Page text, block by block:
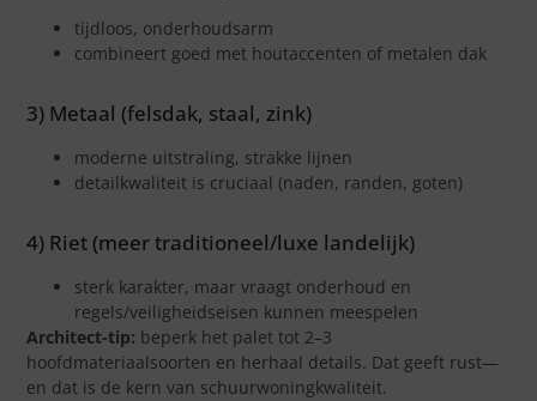
tijdloos, onderhoudsarm
combineert goed met houtaccenten of metalen dak
3) Metaal (felsdak, staal, zink)
moderne uitstraling, strakke lijnen
detailkwaliteit is cruciaal (naden, randen, goten)
4) Riet (meer traditioneel/luxe landelijk)
sterk karakter, maar vraagt onderhoud en
regels/veiligheidseisen kunnen meespelen
Architect-tip: beperk het palet tot 2–3
hoofdmateriaalsoorten en herhaal details. Dat geeft rust—
en dat is de kern van schuurwoningkwaliteit.